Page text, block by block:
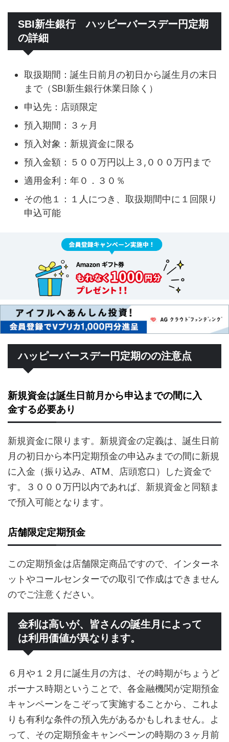
SBI新生銀行 ハッピーバースデー円定期
の詳細
取扱期間：誕生日前月の初日から誕生月の末日
まで（SBI新生銀行休業日除く）
申込先：店頭限定
預入期間：３ヶ月
預入対象：新規資金に限る
預入金額：５００万円以上３,０００万円まで
適用金利：年０．３０％
その他１：１人につき、取扱期間中に１回限り
申込可能
ハッピーバースデー円定期のの注意点
新規資金は誕生日前月から申込までの間に入
金する必要あり
新規資金に限ります。新規資金の定義は、誕生日前
月の初日から本円定期預金の申込みまでの間に新規
に入金（振り込み、ATM、店頭窓口）した資金で
す。３０００万円以内であれば、新規資金と同額ま
で預入可能となります。
店舗限定定期預金
この定期預金は店舗限定商品ですので、インターネ
ットやコールセンターでの取引で作成はできません
のでご注意ください。
金利は高いが、皆さんの誕生月によって
は利用価値が異なります。
６月や１２月に誕生月の方は、その時期がちょうど
ボーナス時期ということで、各金融機関が定期預金
キャンペーンをこぞって実施することから、これよ
りも有利な条件の預入先があるかもしれません。よ
って、その定期預金キャンペーンの時期の３ヶ月前